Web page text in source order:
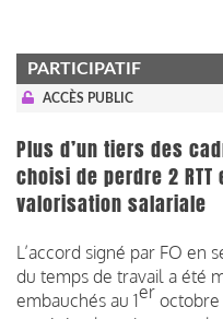
PARTICIPATIF
ACCÈS PUBLIC
Plus d’un tiers des
choisi de perdre 2
valorisation salariale
L’accord signé par FO en
du temps de travail a été
embauchés au 1er octobre